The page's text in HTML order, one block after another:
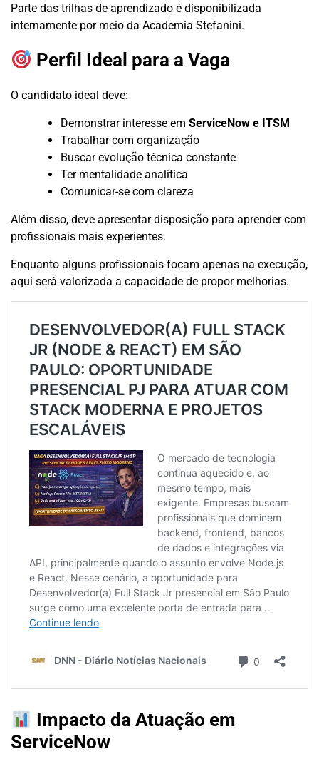
Parte das trilhas de aprendizado é disponibilizada
internamente por meio da Academia Stefanini.
Perfil Ideal para a Vaga
O candidato ideal deve:
Demonstrar interesse em ServiceNow e ITSM
Trabalhar com organização
Buscar evolução técnica constante
Ter mentalidade analítica
Comunicar-se com clareza
Além disso, deve apresentar disposição para aprender com
profissionais mais experientes.
Enquanto alguns profissionais focam apenas na execução,
aqui será valorizada a capacidade de propor melhorias.
Impacto da Atuação em
ServiceNow